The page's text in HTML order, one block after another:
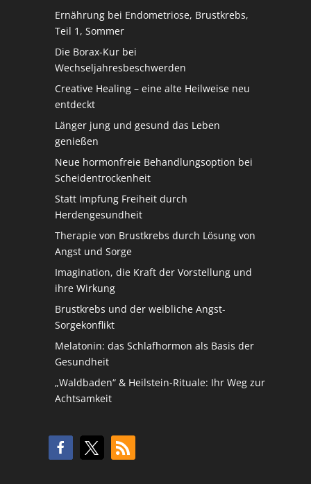
Ernährung bei Endometriose, Brustkrebs,
Teil 1, Sommer
Die Borax-Kur bei
Wechseljahresbeschwerden
Creative Healing – eine alte Heilweise neu
entdeckt
Länger jung und gesund das Leben
genießen
Neue hormonfreie Behandlungsoption bei
Scheidentrockenheit
Statt Impfung Freiheit durch
Herdengesundheit
Therapie von Brustkrebs durch Lösung von
Angst und Sorge
Imagination, die Kraft der Vorstellung und
ihre Wirkung
Brustkrebs und der weibliche Angst-
Sorgekonflikt
Melatonin: das Schlafhormon als Basis der
Gesundheit
„Waldbaden“ & Heilstein-Rituale: Ihr Weg zur
Achtsamkeit